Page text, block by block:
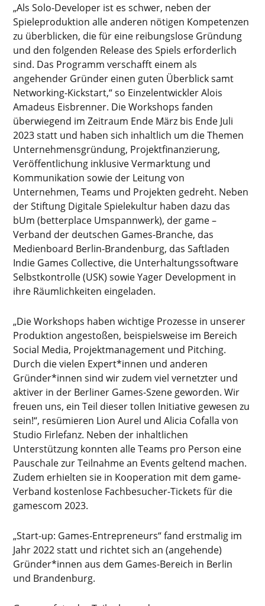
„Als Solo-Developer ist es schwer, neben der
Spieleproduktion alle anderen nötigen Kompetenzen
zu überblicken, die für eine reibungslose Gründung
und den folgenden Release des Spiels erforderlich
sind. Das Programm verschafft einem als
angehender Gründer einen guten Überblick samt
Networking-Kickstart,“ so Einzelentwickler Alois
Amadeus Eisbrenner. Die Workshops fanden
überwiegend im Zeitraum Ende März bis Ende Juli
2023 statt und haben sich inhaltlich um die Themen
Unternehmensgründung, Projektfinanzierung,
Veröffentlichung inklusive Vermarktung und
Kommunikation sowie der Leitung von
Unternehmen, Teams und Projekten gedreht. Neben
der Stiftung Digitale Spielekultur haben dazu das
bUm (betterplace Umspannwerk), der game –
Verband der deutschen Games-Branche, das
Medienboard Berlin-Brandenburg, das Saftladen
Indie Games Collective, die Unterhaltungssoftware
Selbstkontrolle (USK) sowie Yager Development in
ihre Räumlichkeiten eingeladen.
„Die Workshops haben wichtige Prozesse in unserer
Produktion angestoßen, beispielsweise im Bereich
Social Media, Projektmanagement und Pitching.
Durch die vielen Expert*innen und anderen
Gründer*innen sind wir zudem viel vernetzter und
aktiver in der Berliner Games-Szene geworden. Wir
freuen uns, ein Teil dieser tollen Initiative gewesen zu
sein!“, resümieren Lion Aurel und Alicia Cofalla von
Studio Firlefanz. Neben der inhaltlichen
Unterstützung konnten alle Teams pro Person eine
Pauschale zur Teilnahme an Events geltend machen.
Zudem erhielten sie in Kooperation mit dem game-
Verband kostenlose Fachbesucher-Tickets für die
gamescom 2023.
„Start-up: Games-Entrepreneurs“ fand erstmalig im
Jahr 2022 statt und richtet sich an (angehende)
Gründer*innen aus dem Games-Bereich in Berlin
und Brandenburg.